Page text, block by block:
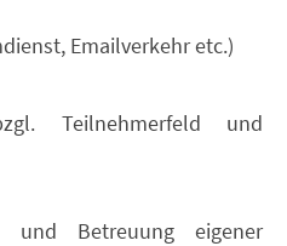
Emailverkehr etc.)
Teilnehmerfeld und
und Betreuung eigener